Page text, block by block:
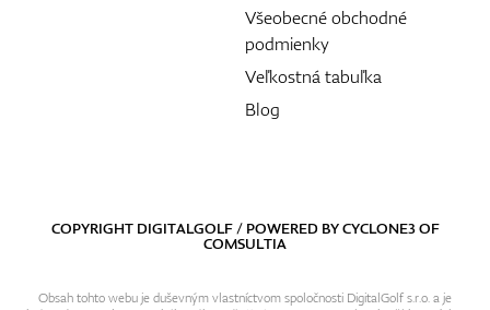
Všeobecné obchodné
podmienky
Veľkostná tabuľka
Blog
COPYRIGHT DIGITALGOLF / POWERED BYCYCLONE3OF
COMSULTIA
Obsah tohto webu je duševným vlastníctvom spoločnosti DigitalGolf s.r.o. a je